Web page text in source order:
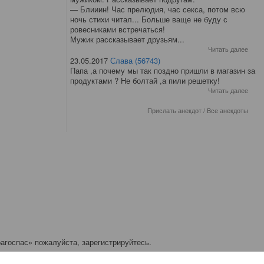
— Блииин! Час прелюдия, час секса, потом всю
ночь стихи читал... Больше ваще не буду с
ровесниками встречаться!
Мужик рассказывает друзьям...
Читать далее
23.05.2017 Слава (56743)
Папа ,а почему мы так поздно пришли в магазин за
продуктами ? Не болтай ,а пили решетку!
Читать далее
Прислать анекдот/ Все анекдоты
пожалуйста, зарегистрируйтесь.